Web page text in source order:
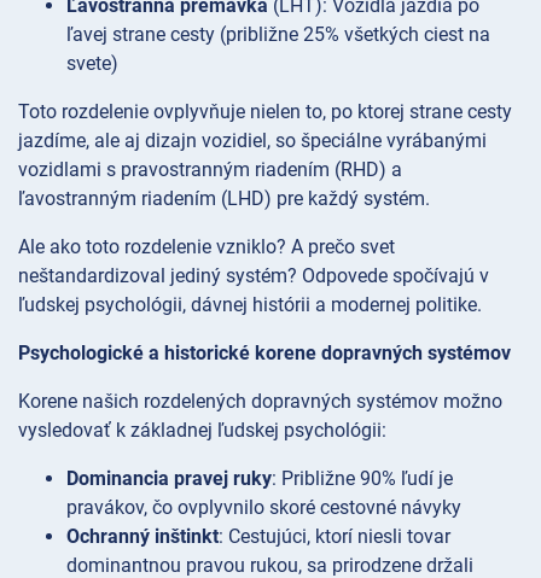
Ľavostranná premávka (LHT): Vozidlá jazdia po
ľavej strane cesty (približne 25% všetkých ciest na
svete)
Toto rozdelenie ovplyvňuje nielen to, po ktorej strane cesty
jazdíme, ale aj dizajn vozidiel, so špeciálne vyrábanými
vozidlami s pravostranným riadením (RHD) a
ľavostranným riadením (LHD) pre každý systém.
Ale ako toto rozdelenie vzniklo? A prečo svet
neštandardizoval jediný systém? Odpovede spočívajú v
ľudskej psychológii, dávnej histórii a modernej politike.
Psychologické a historické korene dopravných systémov
Korene našich rozdelených dopravných systémov možno
vysledovať k základnej ľudskej psychológii:
Dominancia pravej ruky: Približne 90% ľudí je
pravákov, čo ovplyvnilo skoré cestovné návyky
Ochranný inštinkt: Cestujúci, ktorí niesli tovar
dominantnou pravou rukou, sa prirodzene držali